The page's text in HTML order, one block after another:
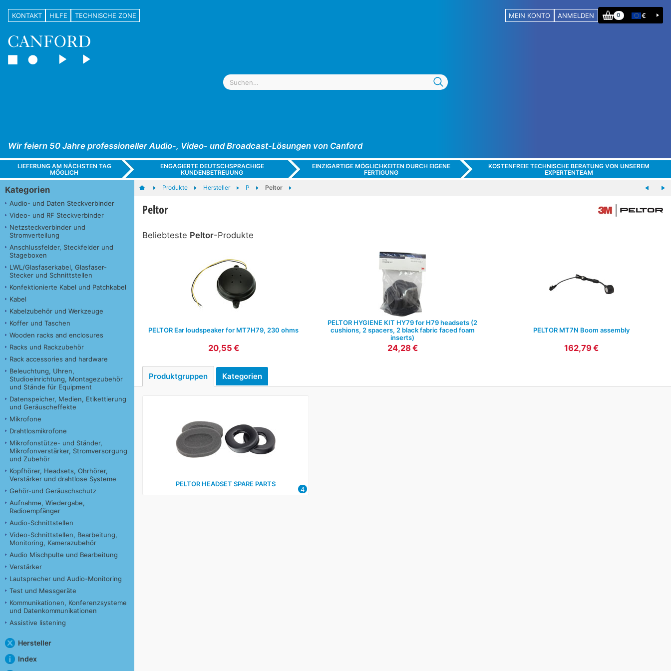
KONTAKT HILFE TECHNISCHE ZONE MEIN KONTO ANMELDEN 0 €
Wir feiern 50 Jahre professioneller Audio-, Video- und Broadcast-Lösungen von Canford
LIEFERUNG AM NÄCHSTEN TAG
MÖGLICH
ENGAGIERTE DEUTSCHSPRACHIGE
KUNDENBETREUUNG
EINZIGARTIGE MÖGLICHKEITEN DURCH EIGENE
FERTIGUNG
KOSTENFREIE TECHNISCHE BERATUNG VON UNSEREM
EXPERTENTEAM
Kategorien
Audio- und Daten Steckverbinder
Video- und RF Steckverbinder
Netzsteckverbinder und
Stromverteilung
Anschlussfelder, Steckfelder und
Stageboxen
LWL/Glasfaserkabel, Glasfaser-
Stecker und Schnittstellen
Konfektionierte Kabel und Patchkabel
Kabel
Kabelzubehör und Werkzeuge
Koffer und Taschen
Wooden racks and enclosures
Racks und Rackzubehör
Rack accessories and hardware
Beleuchtung, Uhren,
Studioeinrichtung, Montagezubehör
und Stände für Equipment
Datenspeicher, Medien, Etikettierung
und Geräuscheffekte
Mikrofone
Drahtlosmikrofone
Mikrofonstütze- und Ständer,
Mikrofonverstärker, Stromversorgung
und Zubehör
Kopfhörer, Headsets, Ohrhörer,
Verstärker und drahtlose Systeme
Gehör-und Geräuschschutz
Aufnahme, Wiedergabe,
Radioempfänger
Audio-Schnittstellen
Video-Schnittstellen, Bearbeitung,
Monitoring, Kamerazubehör
Audio Mischpulte und Bearbeitung
Verstärker
Lautsprecher und Audio-Monitoring
Test und Messgeräte
Kommunikationen, Konferenzsysteme
und Datenkommunikationen
Assistive listening
Hersteller
Index
Produkte Hersteller P Peltor
Peltor
Beliebteste Peltor-Produkte
PELTOR Ear loudspeaker for MT7H79, 230 ohms
20,55 €
PELTOR HYGIENE KIT HY79 for H79 headsets (2
cushions, 2 spacers, 2 black fabric faced foam
inserts)
24,28 €
PELTOR MT7N Boom assembly
162,79 €
Produktgruppen Kategorien
PELTOR HEADSET SPARE PARTS
4